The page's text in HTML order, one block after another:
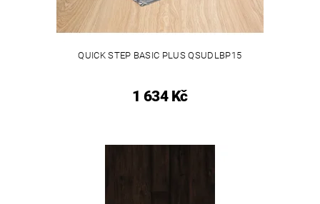
QUICK STEP BASIC PLUS QSUDLBP15
1 634 Kč